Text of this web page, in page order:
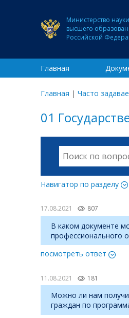
Министерство
высшего
Российской
Главная
Главная | Часто
01
Навигатор по разделу
17.08.2021 807
В каком документе
профессионального
посмотреть ответ
11.08.2021 181
Можно ли нам
граждан по